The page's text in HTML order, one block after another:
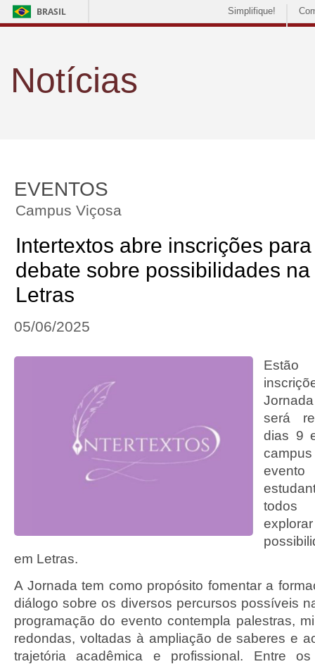
BRASIL Simplifique!
Notícias
EVENTOS
Campus Viçosa
Intertextos abre inscrições
debate sobre possibilidades
Letras
05/06/2025
será
dias 9
todos
em Letras.
A Jornada tem como propósito fomentar a
diálogo sobre os diversos percursos possíveis
programação do evento contempla palestras,
redondas, voltadas à ampliação de saberes e
trajetória acadêmica e profissional. Entre